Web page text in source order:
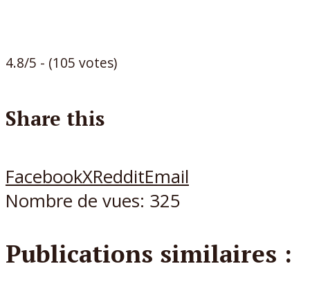
4.8/5 - (105 votes)
Share this
FacebookXRedditEmail
Nombre de vues: 325
Publications similaires :